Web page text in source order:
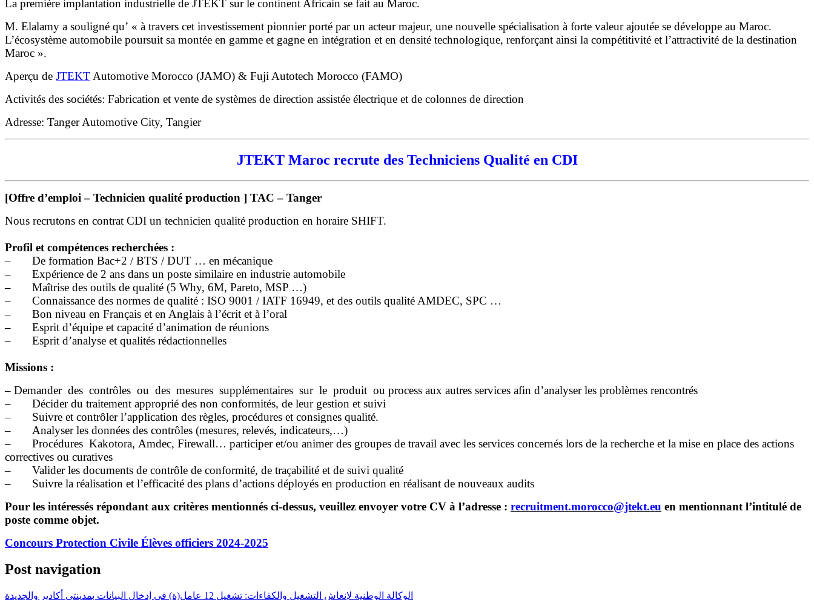
La première implantation industrielle de JTEKT sur le continent Africain se fait au Maroc.
M. Elalamy a souligné qu’ « à travers cet investissement pionnier porté par un acteur majeur, une nouvelle spécialisation à forte valeur ajoutée se développe au Maroc.
L’écosystème automobile poursuit sa montée en gamme et gagne en intégration et en densité technologique, renforçant ainsi la compétitivité et l’attractivité de la destination
Maroc ».
Aperçu de JTEKT Automotive Morocco (JAMO) & Fuji Autotech Morocco (FAMO)
Activités des sociétés: Fabrication et vente de systèmes de direction assistée électrique et de colonnes de direction
Adresse: Tanger Automotive City, Tangier
JTEKT Maroc recrute des Techniciens Qualité en CDI
[Offre d’emploi – Technicien qualité production ] TAC – Tanger
Nous recrutons en contrat CDI un technicien qualité production en horaire SHIFT.
Profil et compétences recherchées :
– De formation Bac+2 / BTS / DUT … en mécanique
– Expérience de 2 ans dans un poste similaire en industrie automobile
– Maîtrise des outils de qualité (5 Why, 6M, Pareto, MSP …)
– Connaissance des normes de qualité : ISO 9001 / IATF 16949, et des outils qualité AMDEC, SPC …
– Bon niveau en Français et en Anglais à l’écrit et à l’oral
– Esprit d’équipe et capacité d’animation de réunions
– Esprit d’analyse et qualités rédactionnelles
Missions :
– Demander des contrôles ou des mesures supplémentaires sur le produit ou process aux autres services afin d’analyser les problèmes rencontrés
– Décider du traitement approprié des non conformités, de leur gestion et suivi
– Suivre et contrôler l’application des règles, procédures et consignes qualité.
– Analyser les données des contrôles (mesures, relevés, indicateurs,…)
– Procédures Kakotora, Amdec, Firewall… participer et/ou animer des groupes de travail avec les services concernés lors de la recherche et la mise en place des actions
correctives ou curatives
– Valider les documents de contrôle de conformité, de traçabilité et de suivi qualité
– Suivre la réalisation et l’efficacité des plans d’actions déployés en production en réalisant de nouveaux audits
Pour les intéressés répondant aux critères mentionnés ci-dessus, veuillez envoyer votre CV à l’adresse : recruitment.morocco@jtekt.eu en mentionnant l’intitulé de
poste comme objet.
Concours Protection Civile Élèves officiers 2024-2025
Post navigation
الوكالة الوطنية لإنعاش التشغيل والكفاءات: تشغيل 12 عامل(ة) في إدخال البيانات بمدينتي أكادير والجديدة